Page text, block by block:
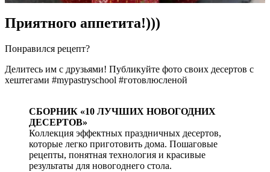
Приятного аппетита!)))
Понравился рецепт?
Делитесь им с друзьями! Публикуйте фото своих десертов с
хештегами #mypastryschool #готовлюсленой
СБОРНИК «10 ЛУЧШИХ НОВОГОДНИХ
ДЕСЕРТОВ»
Коллекция эффектных праздничных десертов,
которые легко приготовить дома. Пошаговые
рецепты, понятная технология и красивые
результаты для новогоднего стола.